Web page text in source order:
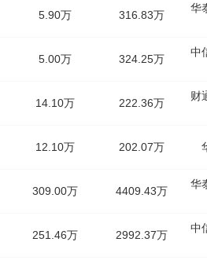
5.90万 316.83万
华
5.00万 324.25万
中
14.10万 222.36万
财
12.10万 202.07万
309.00万 4409.43万
华
251.46万 2992.37万
中